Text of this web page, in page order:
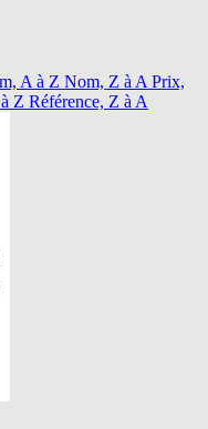
A à Z Nom, Z à A Prix,
Z Référence, Z à A